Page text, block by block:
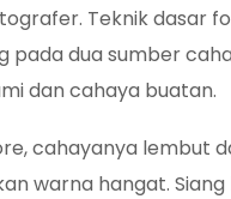
Teknik dasar
pada dua sumber
dan cahaya buatan.
cahayanya lembut
warna hangat.